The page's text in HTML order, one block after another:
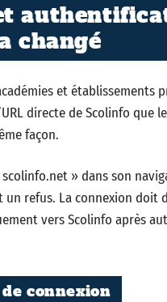
changé
et établissements
directe de Scolinfo que
façon.
» dans son
refus. La connexion doit
vers Scolinfo après
connexion